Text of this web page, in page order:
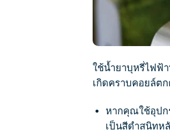
ใช้น้ำยาบุหรี่ไฟฟ้า
เกิดคราบคอยล์ต
หากคุณใช้อุป
เป็นสีดำสนิทห